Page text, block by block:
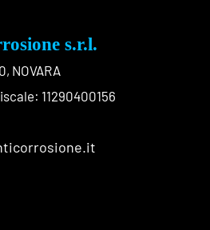
s.r.l.
NOVARA
11290400156